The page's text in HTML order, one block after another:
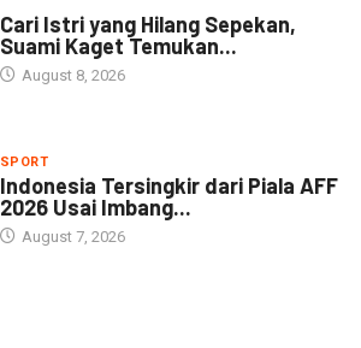
Cari Istri yang Hilang Sepekan,
Suami Kaget Temukan...
August 8, 2026
SPORT
Indonesia Tersingkir dari Piala AFF
2026 Usai Imbang...
August 7, 2026